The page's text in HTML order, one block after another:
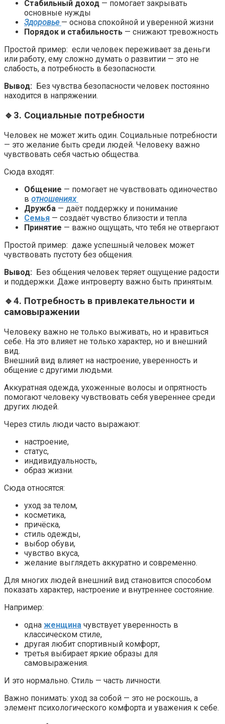
Стабильный доход — помогает закрывать
основные нужды
Здоровье — основа спокойной и уверенной жизни
Порядок и стабильность — снижают тревожность
Простой пример: если человек переживает за деньги
или работу, ему сложно думать о развитии — это не
слабость, а потребность в безопасности.
Вывод: Без чувства безопасности человек постоянно
находится в напряжении.
🔹3. Социальные потребности
Человек не может жить один. Социальные потребности
— это желание быть среди людей. Человеку важно
чувствовать себя частью общества.
Сюда входят:
Общение — помогает не чувствовать одиночество
в отношениях
Дружба — даёт поддержку и понимание
Семья — создаёт чувство близости и тепла
Принятие — важно ощущать, что тебя не отвергают
Простой пример: даже успешный человек может
чувствовать пустоту без общения.
Вывод: Без общения человек теряет ощущение радости
и поддержки. Даже интроверту важно быть принятым.
🔹4. Потребность в привлекательности и
самовыражении
Человеку важно не только выживать, но и нравиться
себе. На это влияет не только характер, но и внешний
вид.
Внешний вид влияет на настроение, уверенность и
общение с другими людьми.
Аккуратная одежда, ухоженные волосы и опрятность
помогают человеку чувствовать себя увереннее среди
других людей.
Через стиль люди часто выражают:
настроение,
статус,
индивидуальность,
образ жизни.
Сюда относятся:
уход за телом,
косметика,
причёска,
стиль одежды,
выбор обуви,
чувство вкуса,
желание выглядеть аккуратно и современно.
Для многих людей внешний вид становится способом
показать характер, настроение и внутреннее состояние.
Например:
одна женщина чувствует уверенность в
классическом стиле,
другая любит спортивный комфорт,
третья выбирает яркие образы для
самовыражения.
И это нормально. Стиль — часть личности.
Важно понимать: уход за собой — это не роскошь, а
элемент психологического комфорта и уважения к себе.